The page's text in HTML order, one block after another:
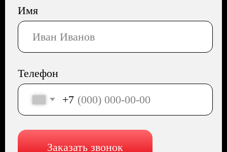
Сайт разработала Капсула